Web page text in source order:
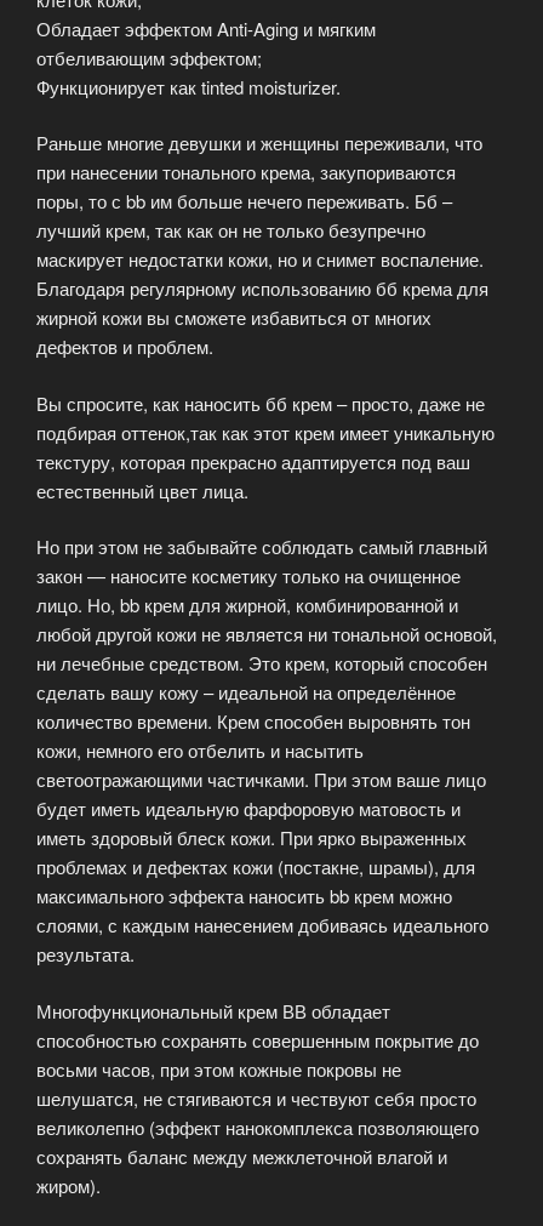
Обладает эффектом Anti-Aging и мягким
отбеливающим эффектом;
Функционирует как tinted moisturizer.
Раньше многие девушки и женщины переживали, что
при нанесении тонального крема, закупориваются
поры, то с bb им больше нечего переживать. Бб –
лучший крем, так как он не только безупречно
маскирует недостатки кожи, но и снимет воспаление.
Благодаря регулярному использованию бб крема для
жирной кожи вы сможете избавиться от многих
дефектов и проблем.
Вы спросите, как наносить бб крем – просто, даже не
подбирая оттенок,так как этот крем имеет уникальную
текстуру, которая прекрасно адаптируется под ваш
естественный цвет лица.
Но при этом не забывайте соблюдать самый главный
закон — наносите косметику только на очищенное
лицо. Но, bb крем для жирной, комбинированной и
любой другой кожи не является ни тональной основой,
ни лечебные средством. Это крем, который способен
сделать вашу кожу – идеальной на определённое
количество времени. Крем способен выровнять тон
кожи, немного его отбелить и насытить
светоотражающими частичками. При этом ваше лицо
будет иметь идеальную фарфоровую матовость и
иметь здоровый блеск кожи. При ярко выраженных
проблемах и дефектах кожи (постакне, шрамы), для
максимального эффекта наносить bb крем можно
слоями, с каждым нанесением добиваясь идеального
результата.
Многофункциональный крем ВВ обладает
способностью сохранять совершенным покрытие до
восьми часов, при этом кожные покровы не
шелушатся, не стягиваются и чествуют себя просто
великолепно (эффект нанокомплекса позволяющего
сохранять баланс между межклеточной влагой и
жиром).